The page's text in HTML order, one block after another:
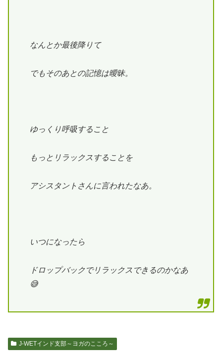
なんとか最後降りて
でもそのあとの記憶は曖昧。
ゆっくり呼吸すること
もっとリラックスすることを
アシスタントさんに言われたなあ。
いつになったら
ドロップバックでリラックスできるのかなあ
😅
J-WETインド支部～ヨガのこころ～